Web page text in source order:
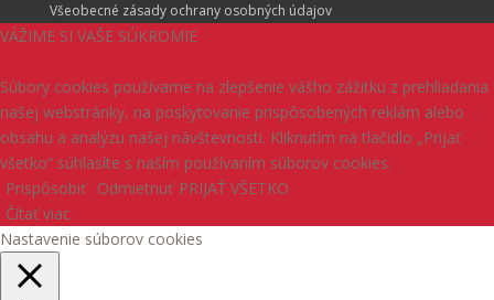
Všeobecné zásady ochrany osobných údajov
VÁŽIME SI VAŠE SÚKROMIE
Súbory cookies používame na zlepšenie vášho zážitku z prehliadania
našej webstránky, na poskytovanie prispôsobených reklám alebo
obsahu a analýzu našej návštevnosti. Kliknutím na tlačidlo „Prijať
všetko“ súhlasíte s naším používaním súborov cookies.
Prispôsobiť Odmietnuť PRIJAŤ VŠETKO
Čítať viac
Nastavenie súborov cookies